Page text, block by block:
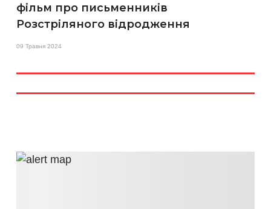
фільм про письменників
Розстріляного відродження
09 Травня 2024